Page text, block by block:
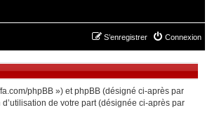
Connexion
S’enregistrer
phpBB ») et phpBB (désigné ci-après par
de votre part (désignée ci-après par